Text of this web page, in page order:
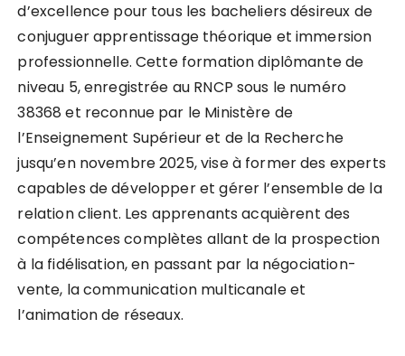
d’excellence pour tous les bacheliers désireux de
conjuguer apprentissage théorique et immersion
professionnelle. Cette formation diplômante de
niveau 5, enregistrée au RNCP sous le numéro
38368 et reconnue par le Ministère de
l’Enseignement Supérieur et de la Recherche
jusqu’en novembre 2025, vise à former des experts
capables de développer et gérer l’ensemble de la
relation client. Les apprenants acquièrent des
compétences complètes allant de la prospection
à la fidélisation, en passant par la négociation-
vente, la communication multicanale et
l’animation de réseaux.